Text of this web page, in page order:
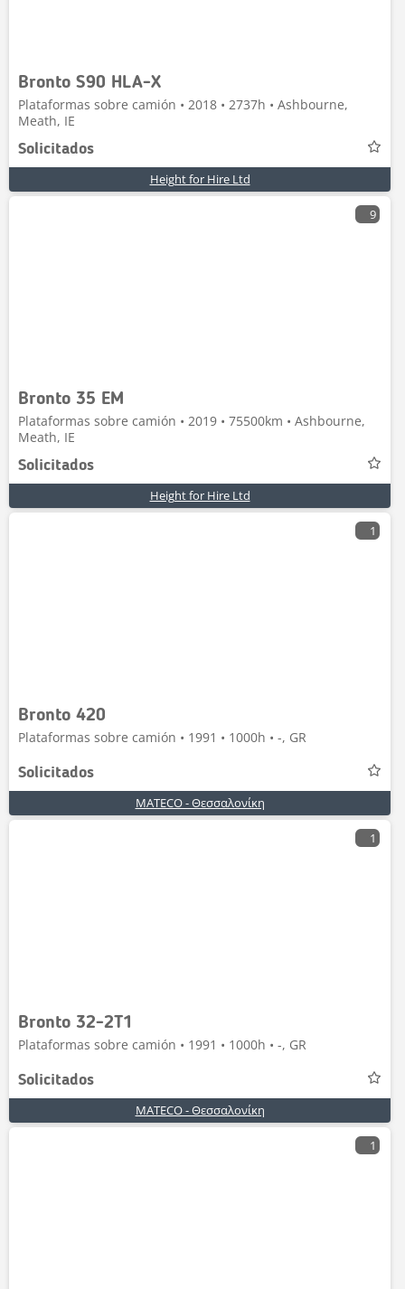
Bronto S90 HLA-X
Plataformas sobre camión • 2018 • 2737h • Ashbourne,
Meath, IE
Solicitados
Height for Hire Ltd
9
Bronto 35 EM
Plataformas sobre camión • 2019 • 75500km • Ashbourne,
Meath, IE
Solicitados
Height for Hire Ltd
1
Bronto 420
Plataformas sobre camión • 1991 • 1000h • -, GR
Solicitados
MATECO - Θεσσαλονίκη
1
Bronto 32-2T1
Plataformas sobre camión • 1991 • 1000h • -, GR
Solicitados
MATECO - Θεσσαλονίκη
1